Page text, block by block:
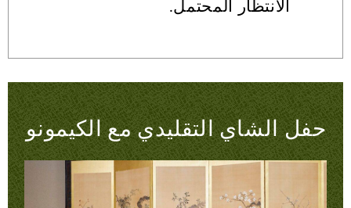
الانتظار المحتمل.
حفل الشاي التقليدي مع الكيمونو